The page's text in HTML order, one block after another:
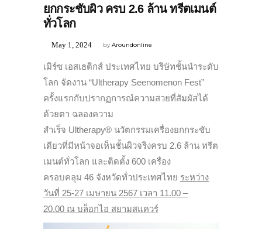
ยกกระชับผิว ครบ 2.6 ล้าน ทรีตเมนต์
ทั่วโลก
byAroundonline
May 1, 2024
เมิร์ซ เอสเธติกส์ ประเทศไทย บริษัทชั้นนำระดับ
โลก จัดงาน “Ultherapy Seenomenon Fest”
ครั้งแรกกับปรากฏการณ์ความสวยที่สัมผัสได้
ด้วยตา ฉลองความ
สำเร็จ Ultherapy® นวัตกรรมเครื่องยกกระชับ
เดียวที่มีหน้าจอเห็นชั้นผิวจริงครบ 2.6 ล้าน ทรีต
เมนต์ทั่วโลก และติดตั้ง 600 เครื่อง
ครอบคลุม 46 จังหวัดทั่วประเทศไทย ระหว่าง
วันที่ 25-27 เมษายน 2567 เวลา 11.00 –
20.00 ณ บล็อกไอ สยามสแควร์